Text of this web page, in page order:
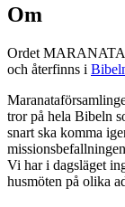
Om
Ordet MARANATA
och återfinns i
tror på hela Bibeln
snart ska komma
Vi har i dagsläget
husmöten på olika